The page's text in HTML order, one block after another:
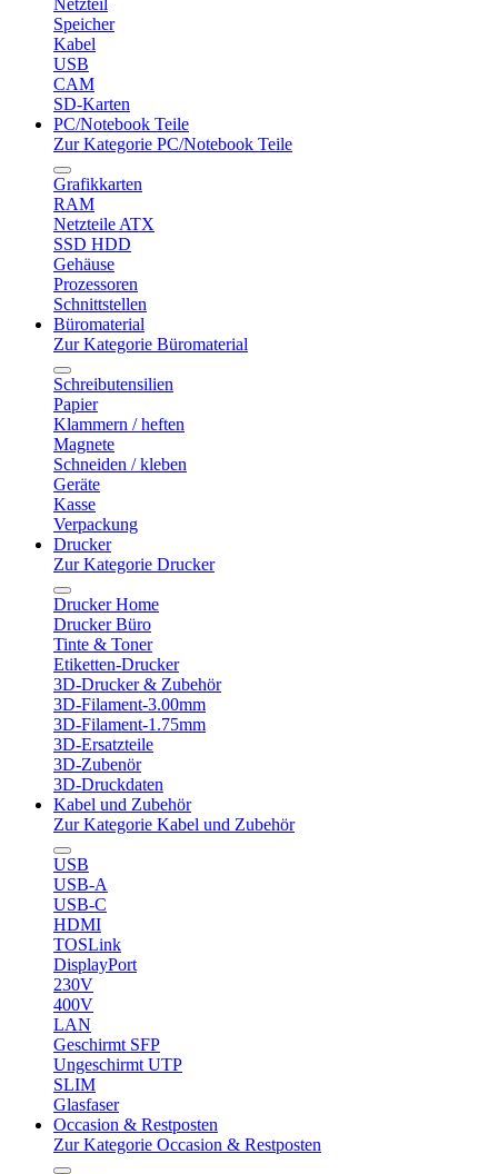
Netzteil
Speicher
Kabel
USB
CAM
SD-Karten
PC/Notebook Teile
Zur Kategorie PC/Notebook Teile
Grafikkarten
RAM
Netzteile ATX
SSD HDD
Gehäuse
Prozessoren
Schnittstellen
Büromaterial
Zur Kategorie Büromaterial
Schreibutensilien
Papier
Klammern / heften
Magnete
Schneiden / kleben
Geräte
Kasse
Verpackung
Drucker
Zur Kategorie Drucker
Drucker Home
Drucker Büro
Tinte & Toner
Etiketten-Drucker
3D-Drucker & Zubehör
3D-Filament-3.00mm
3D-Filament-1.75mm
3D-Ersatzteile
3D-Zubenör
3D-Druckdaten
Kabel und Zubehör
Zur Kategorie Kabel und Zubehör
USB
USB-A
USB-C
HDMI
TOSLink
DisplayPort
230V
400V
LAN
Geschirmt SFP
Ungeschirmt UTP
SLIM
Glasfaser
Occasion & Restposten
Zur Kategorie Occasion & Restposten